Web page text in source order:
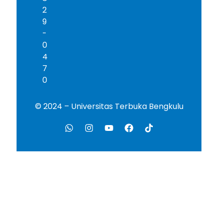
2
9
-
0
4
7
0
© 2024 – Universitas Terbuka Bengkulu